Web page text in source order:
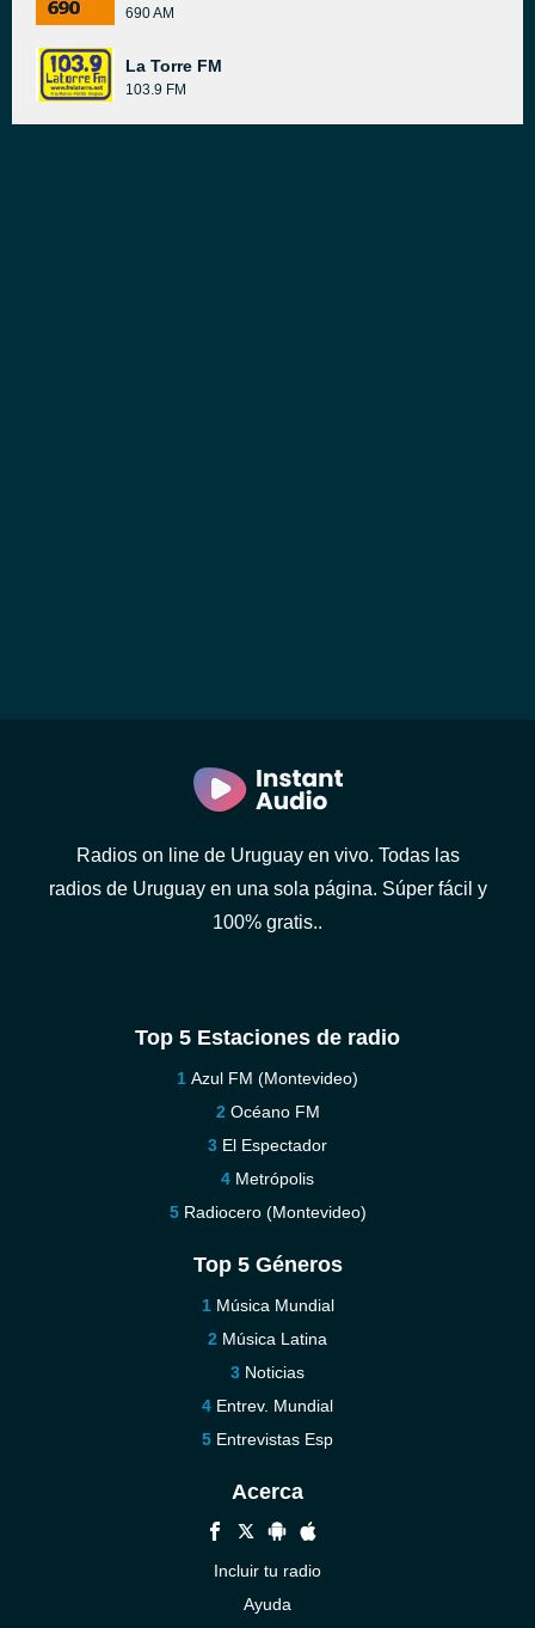
690 AM
La Torre FM
103.9 FM
Radios on line de Uruguay en vivo. Todas las
radios de Uruguay en una sola página. Súper fácil y
100% gratis..
Top 5 Estaciones de radio
Azul FM (Montevideo)
Océano FM
El Espectador
Metrópolis
Radiocero (Montevideo)
Top 5 Géneros
Música Mundial
Música Latina
Noticias
Entrev. Mundial
Entrevistas Esp
Acerca
Incluir tu radio
Ayuda